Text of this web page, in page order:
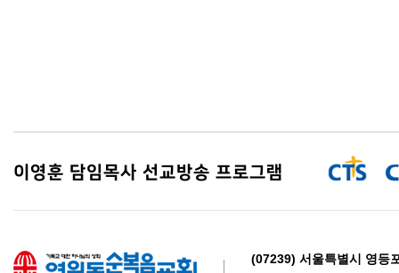
이영훈 담임목사 선교방송 프로그램
(07239) 서울특별시 영등